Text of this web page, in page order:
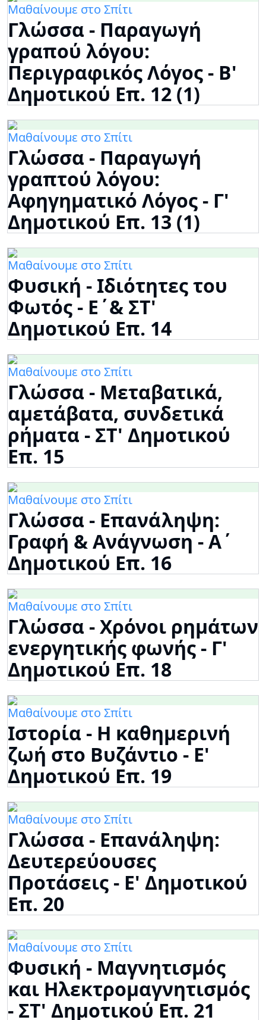
Μαθαίνουμε στο Σπίτι
Γλώσσα - Παραγωγή
γραπού λόγου:
Περιγραφικός Λόγος - Β'
Δημοτικού Επ. 12 (1)
Μαθαίνουμε στο Σπίτι
Γλώσσα - Παραγωγή
γραπτού λόγου:
Αφηγηματικό Λόγος - Γ'
Δημοτικού Επ. 13 (1)
Μαθαίνουμε στο Σπίτι
Φυσική - Ιδιότητες του
Φωτός - Ε΄& ΣΤ'
Δημοτικού Επ. 14
Μαθαίνουμε στο Σπίτι
Γλώσσα - Μεταβατικά,
αμετάβατα, συνδετικά
ρήματα - ΣΤ' Δημοτικού
Επ. 15
Μαθαίνουμε στο Σπίτι
Γλώσσα - Επανάληψη:
Γραφή & Ανάγνωση - Α΄
Δημοτικού Επ. 16
Μαθαίνουμε στο Σπίτι
Γλώσσα - Χρόνοι ρημάτων
ενεργητικής φωνής - Γ'
Δημοτικού Επ. 18
Μαθαίνουμε στο Σπίτι
Ιστορία - Η καθημερινή
ζωή στο Βυζάντιο - Ε'
Δημοτικού Επ. 19
Μαθαίνουμε στο Σπίτι
Γλώσσα - Επανάληψη:
Δευτερεύουσες
Προτάσεις - Ε' Δημοτικού
Επ. 20
Μαθαίνουμε στο Σπίτι
Φυσική - Μαγνητισμός
και Ηλεκτρομαγνητισμός
- ΣΤ' Δημοτικού Επ. 21